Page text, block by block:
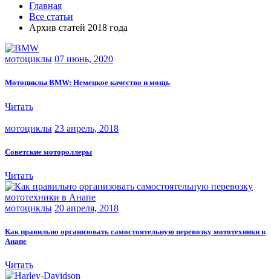
Главная
Все статьи
Архив статей 2018 года
мотоциклы 07 июнь, 2020
Мотоциклы BMW: Немецкое качество и мощь
Читать
мотоциклы 23 апрель, 2018
Советские мотороллеры
Читать
мотоциклы 20 апреля, 2018
Как правильно организовать самостоятельную перевозку мототехники в
Анапе
Читать